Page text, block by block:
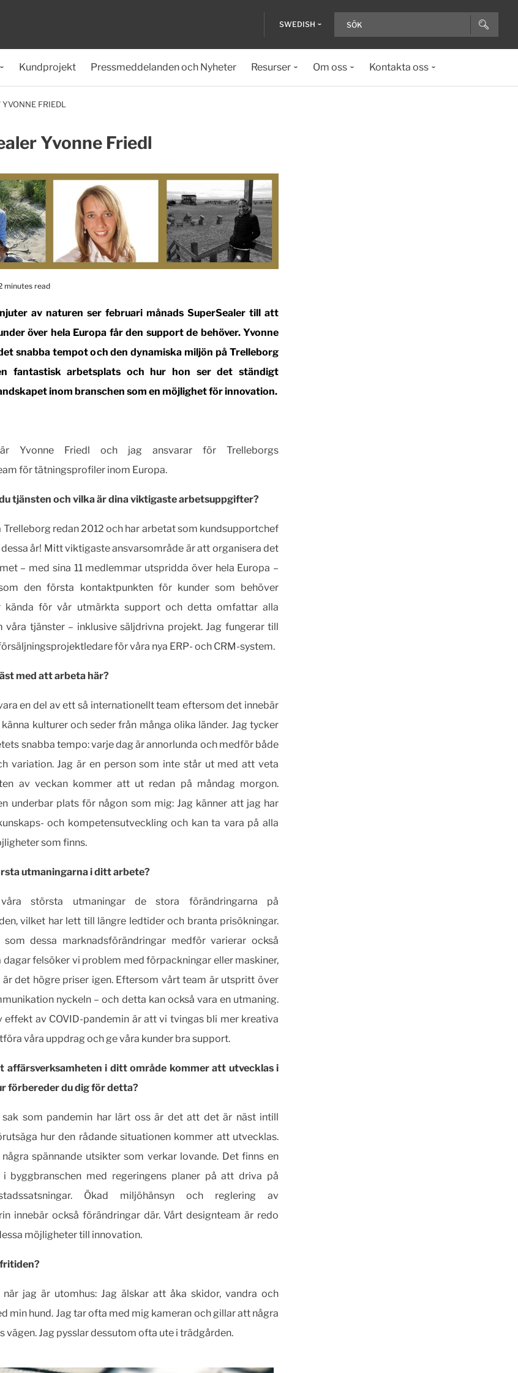
SWEDISH
Kundprojekt Pressmeddelanden och Nyheter Resurser Om oss Kontakta oss
FRIEDL
Yvonne Friedl
minutes read
av naturen ser februari månads SuperSealer till att
över hela Europa får den support de behöver. Yvonne
snabba tempot och den dynamiska miljön på Trelleborg
fantastisk arbetsplats och hur hon ser det ständigt
inom branschen som en möjlighet för innovation.
Yvonne Friedl och jag ansvarar för Trelleborgs
för tätningsprofiler inom Europa.
tjänsten och vilka är dina viktigaste arbetsuppgifter?
Trelleborg redan 2012 och har arbetat som kundsupportchef
dessa år! Mitt viktigaste ansvarsområde är att organisera det
– med sina 11 medlemmar utspridda över hela Europa –
den första kontaktpunkten för kunder som behöver
kända för vår utmärkta support och detta omfattar alla
våra tjänster – inklusive säljdrivna projekt. Jag fungerar till
för våra nya ERP- och CRM-system.
med att arbeta här?
en del av ett så internationellt team eftersom det innebär
kulturer och seder från många olika länder. Jag tycker
snabba tempo: varje dag är annorlunda och medför både
variation. Jag är en person som inte står ut med att veta
av veckan kommer att ut redan på måndag morgon.
underbar plats för någon som mig: Jag känner att jag har
och kompetensutveckling och kan ta vara på alla
som finns.
utmaningarna i ditt arbete?
största utmaningar de stora förändringarna på
vilket har lett till längre ledtider och branta prisökningar.
som dessa marknadsförändringar medför varierar också
dagar felsöker vi problem med förpackningar eller maskiner,
är det högre priser igen. Eftersom vårt team är utspritt över
nyckeln – och detta kan också vara en utmaning.
effekt av COVID-pandemin är att vi tvingas bli mer kreativa
våra uppdrag och ge våra kunder bra support.
affärsverksamheten i ditt område kommer att utvecklas i
förbereder du dig för detta?
som pandemin har lärt oss är det att det är näst intill
hur den rådande situationen kommer att utvecklas.
spännande utsikter som verkar lovande. Det finns en
byggbranschen med regeringens planer på att driva på
Ökad miljöhänsyn och reglering av
innebär också förändringar där. Vårt designteam är redo
möjligheter till innovation.
jag är utomhus: Jag älskar att åka skidor, vandra och
min hund. Jag tar ofta med mig kameran och gillar att några
vägen. Jag pysslar dessutom ofta ute i trädgården.